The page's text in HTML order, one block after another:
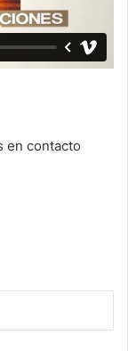
en contacto